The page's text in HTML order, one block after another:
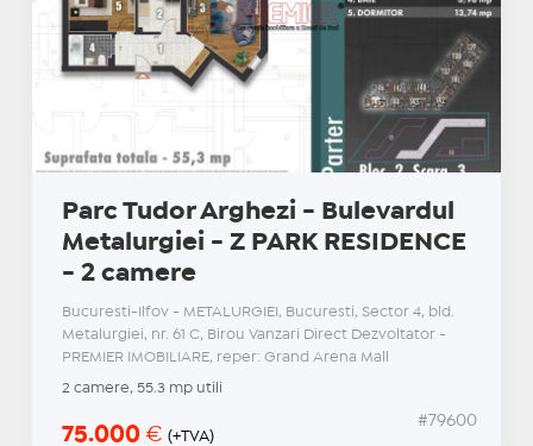
Parc Tudor Arghezi - Bulevardul
Metalurgiei - Z PARK RESIDENCE
- 2 camere
Bucuresti-Ilfov - METALURGIEI, Bucuresti, Sector 4, bld.
Metalurgiei, nr. 61 C, Birou Vanzari Direct Dezvoltator -
PREMIER IMOBILIARE, reper: Grand Arena Mall
2 camere, 55.3 mp utili
75.000 € (+TVA)
#79600